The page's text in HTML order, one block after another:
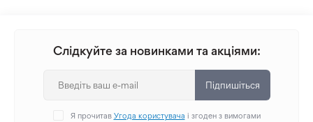
Слідкуйте за новинками та акціями:
Підпишіться
Я прочитав Угода користувача і згоден з вимогами